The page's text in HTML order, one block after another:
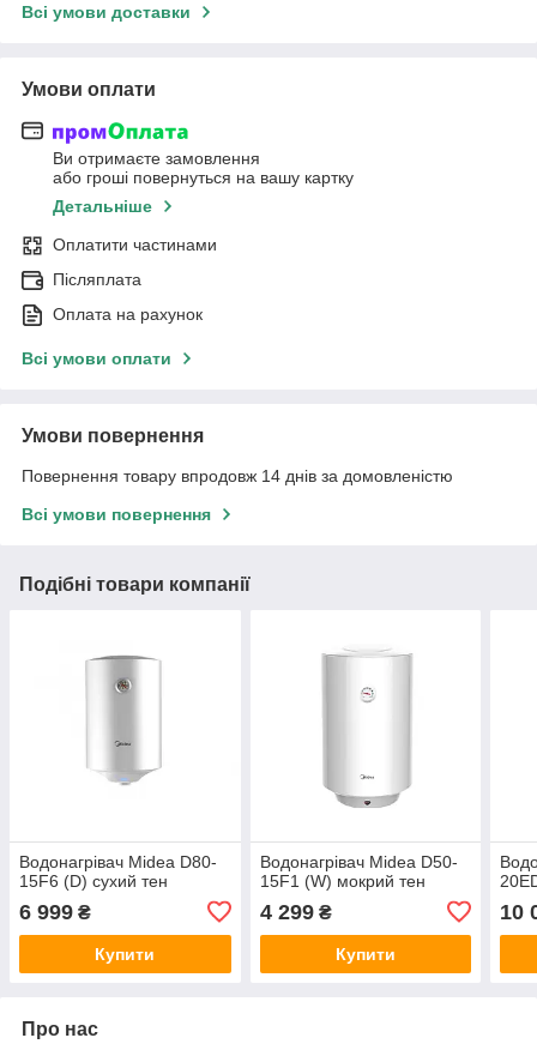
Всі умови доставки
Умови оплати
Ви отримаєте замовлення
або гроші повернуться на вашу картку
Детальніше
Оплатити частинами
Післяплата
Оплата на рахунок
Всі умови оплати
Умови повернення
Повернення товару впродовж 14 днів за домовленістю
Всі умови повернення
Подібні товари компанії
Водонагрівач Midea D80-
15F6 (D) сухий тен
6 999 ₴
Купити
Водонагрівач Midea D50-
15F1 (W) мокрий тен
4 299₴
Купити
10
Про нас